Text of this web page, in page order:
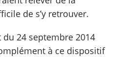
de s’y retrouver.
du 24 septembre 2014
à ce dispositif